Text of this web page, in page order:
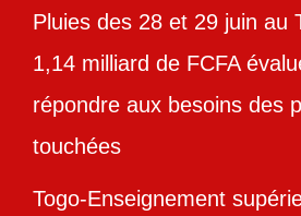
Pluies des 28 et 29 juin au
1,14 milliard de FCFA
répondre aux besoins des
touchées
Togo-Enseignement